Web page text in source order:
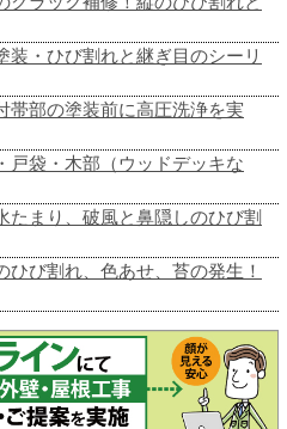
・ひび割れと継ぎ目のシーリ
帯部の塗装前に高圧洗浄を実
戸袋・木部（ウッドデッキな
まり、破風と鼻隠しのひび割
び割れ、色あせ、苔の発生！